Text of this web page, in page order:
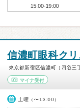
15:00-19:00
信濃町眼科クリ
東京都新宿区信濃町（四谷三
マイナ受付
土曜（〜13:00）